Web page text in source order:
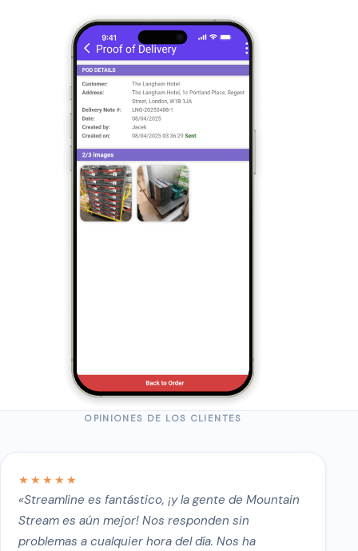
OPINIONES DE LOS CLIENTES
★★★★★
«Streamline es fantástico, ¡y la gente de Mountain
Stream es aún mejor! Nos responden sin
problemas a cualquier hora del día. Nos ha